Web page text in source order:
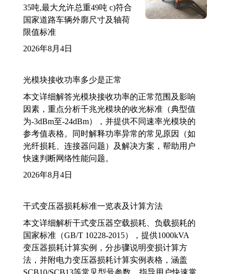
35吨,最大允许总重49吨 c)符合
国家道路车辆外廓尺寸及轴荷
限值标准
2026年8月4日
光模块接收功率多少是正常
本文详细解答光模块接收功率的正常范围及影响
因素，重点分析千兆光模块的收光标准（典型值
为-3dBm至-24dBm），并提供不同速率光模块的
参考值表格。同时解释功率异常的常见原因（如
光纤损耗、连接器问题）及解决方案，帮助用户
快速判断网络性能问题。
2026年8月4日
干式变压器损耗标准一览表及计算方法
本文详细解析干式变压器空载损耗、负载损耗的
国家标准（GB/T 10228-2015），提供1000kVA
变压器损耗计算实例，分步骤说明变损计算方
法，并附电力变压器损耗计算实例表格，涵盖
SCB10/SCB13等常见型号参数，指导用户快速掌